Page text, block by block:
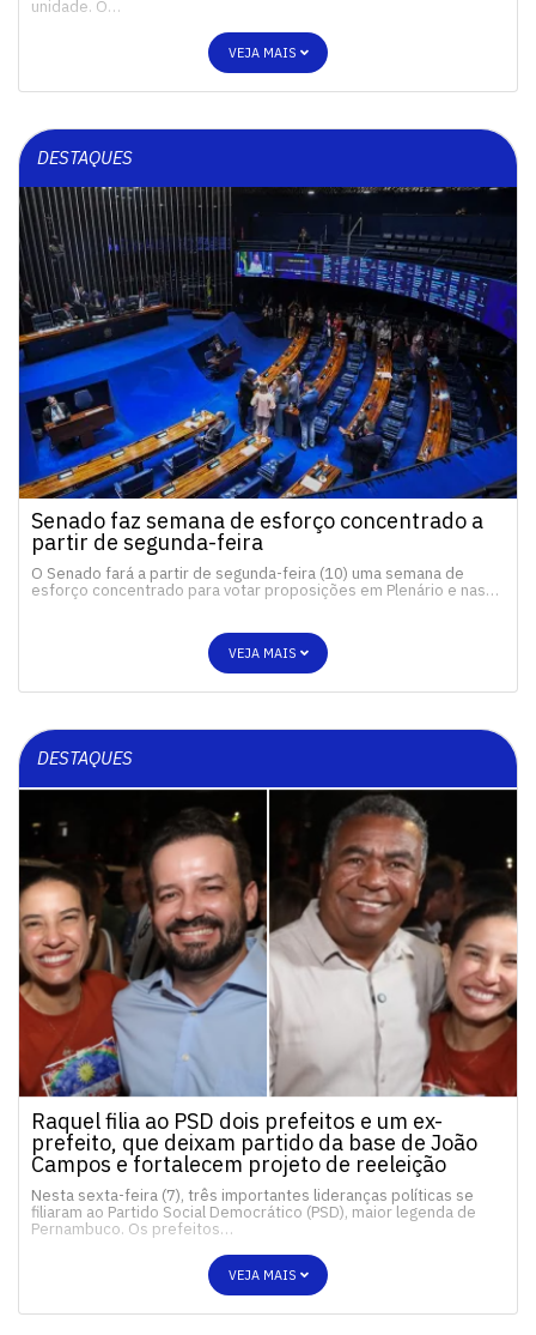
unidade. O…
VEJA MAIS
DESTAQUES
Senado faz semana de esforço concentrado a
partir de segunda-feira
O Senado fará a partir de segunda-feira (10) uma semana de
esforço concentrado para votar proposições em Plenário e nas…
VEJA MAIS
DESTAQUES
Raquel filia ao PSD dois prefeitos e um ex-
prefeito, que deixam partido da base de João
Campos e fortalecem projeto de reeleição
Nesta sexta-feira (7), três importantes lideranças políticas se
filiaram ao Partido Social Democrático (PSD), maior legenda de
Pernambuco. Os prefeitos…
VEJA MAIS